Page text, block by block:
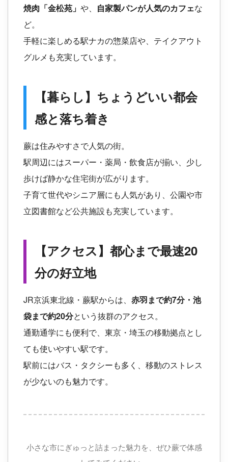
焼肉「金松苑」 や、 自家製パンが人気のカフェな
ど。
手軽に楽しめる駅ナカの惣菜店や、テイクアウト
グルメも充実しています。
【暮らし】ちょうどいい都会
感と落ち着き
蕨は住みやすさで人気の街。
駅周辺にはスーパー・薬局・飲食店が揃い、少し
歩けば静かな住宅街が広がります。
子育て世代やシニア層にも人気があり、公園や市
立図書館など公共施設も充実しています。
【アクセス】都心まで最速20
分の好立地
JR京浜東北線・蕨駅からは、 赤羽まで約7分・池
袋まで約20分という抜群のアクセス。
通勤通学にも便利で、東京・埼玉の移動拠点とし
ても使いやすい駅です。
駅前にはバス・タクシーも多く、移動のストレス
が少ないのも魅力です。
小さな市にぎゅっと詰まった魅力を、ぜひ蕨で体感